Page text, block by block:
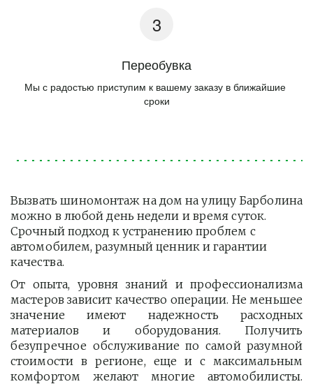
Переобувка
Мы с радостью приступим к вашему заказу в ближайшие
сроки
Вызвать шиномонтаж на дом на улицу Барболина
можно в любой день недели и время суток.
Срочный подход к устранению проблем с
автомобилем, разумный ценник и гарантии
качества.
От опыта, уровня знаний и профессионализма
мастеров зависит качество операции. Не меньшее
значение имеют надежность расходных
материалов и оборудования. Получить
безупречное обслуживание по самой разумной
стоимости в регионе, еще и с максимальным
комфортом желают многие автомобилисты.